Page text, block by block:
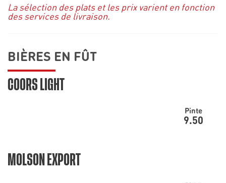
La sélection des plats et les prix varient en fonction
des services de livraison.
BIÈRES EN FÛT
COORS LIGHT
Pinte
9.50
MOLSON EXPORT